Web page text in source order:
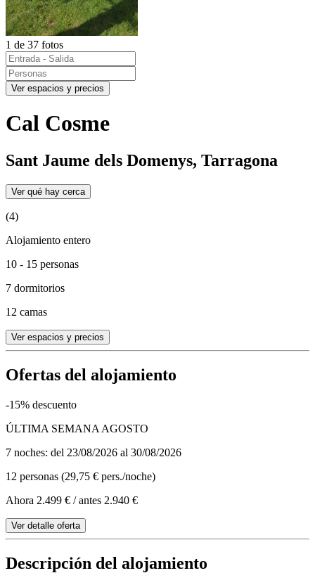
1 de 37 fotos
Ver espacios y precios
Cal Cosme
Sant Jaume dels Domenys, Tarragona
Ver qué hay cerca
(4)
Alojamiento entero
10 - 15 personas
7 dormitorios
12 camas
Ver espacios y precios
Ofertas del alojamiento
-15% descuento
ÚLTIMA SEMANA AGOSTO
7 noches: del 23/08/2026 al 30/08/2026
12 personas (29,75 € pers./noche)
Ahora 2.499 € / antes 2.940 €
Ver detalle oferta
Descripción del alojamiento